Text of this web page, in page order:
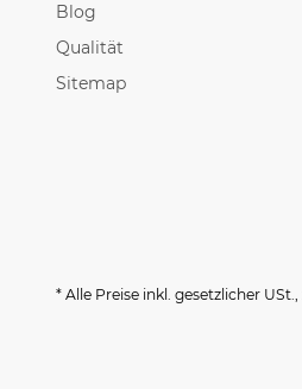
Blog
Qualität
Sitemap
* Alle Preise inkl. gesetzlicher USt.,